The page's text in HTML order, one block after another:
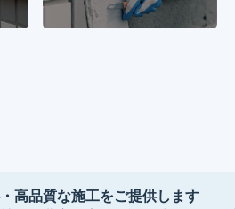
高品質な施工をご提供します